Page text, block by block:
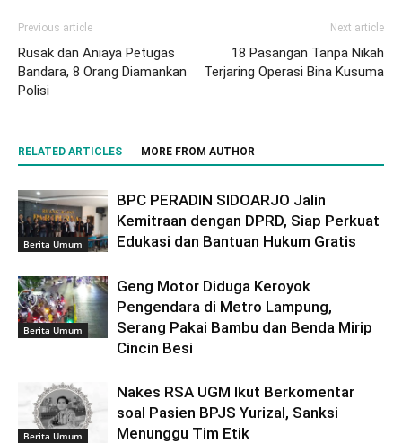
Previous article
Rusak dan Aniaya Petugas
Bandara, 8 Orang Diamankan
Polisi
Next article
18 Pasangan Tanpa Nikah
Terjaring Operasi Bina Kusuma
RELATED ARTICLES MORE FROM AUTHOR
Berita Umum
BPC PERADIN SIDOARJO Jalin
Kemitraan dengan DPRD, Siap Perkuat
Edukasi dan Bantuan Hukum Gratis
Berita Umum
Geng Motor Diduga Keroyok
Pengendara di Metro Lampung,
Serang Pakai Bambu dan Benda Mirip
Cincin Besi
Berita Umum
Nakes RSA UGM Ikut Berkomentar
soal Pasien BPJS Yurizal, Sanksi
Menunggu Tim Etik